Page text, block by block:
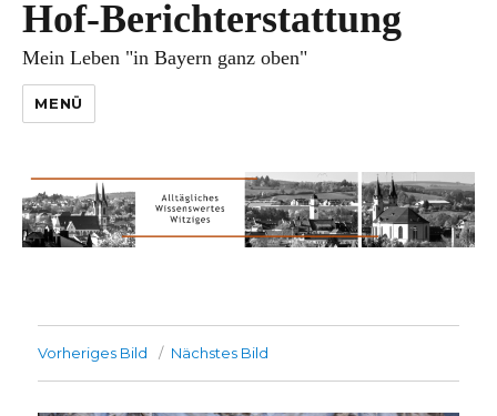
Hof-Berichterstattung
Mein Leben "in Bayern ganz oben"
MENÜ
Vorheriges Bild Nächstes Bild